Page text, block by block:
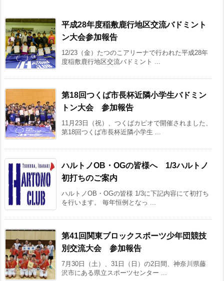
平成28年度稲敷鹿行地区交流バドミント
ン大会参加報告
12/23（金）たつのこアリーナで行われた平成28年
度稲敷鹿行地区交流バドミント ...
第18回つくば市長杯近隣小学生バドミン
トン大会 参加報告
11月23日（祝）、つくばカピオで開催されました、
第18回つくば市長杯近隣小学生 ...
ハルトノOB・OGの皆様へ 1/3ハルトノ
初打ちのご案内
ハルトノOB・OGの皆様 1/3に下記内容にて初打ち
を行います。 毎年恒例となっ ...
第41回関東ブロックスポーツ少年団競技
別交流大会 参加報告
7月30日（土）、31日（日）の2日間、神奈川県藤
沢市にある県立スポーツセンター ...